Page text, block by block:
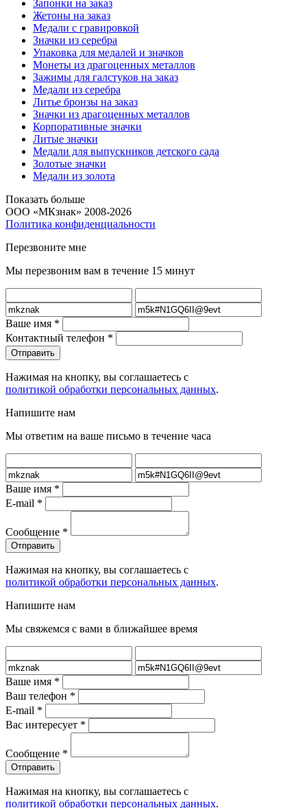
Запонки на заказ
Жетоны на заказ
Медали с гравировкой
Значки из серебра
Упаковка для медалей и значков
Монеты из драгоценных металлов
Зажимы для галстуков на заказ
Медали из серебра
Литье бронзы на заказ
Значки из драгоценных металлов
Корпоративные значки
Литые значки
Медали для выпускников детского сада
Золотые значки
Медали из золота
Показать больше
ООО «МКзнак» 2008-2026
Политика конфиденциальности
Перезвоните мне
Мы перезвоним вам в течение 15 минут
Ваше имя *
Контактный телефон *
Нажимая на кнопку, вы соглашаетесь с
политикой обработки персональных данных.
Напишите нам
Мы ответим на ваше письмо в течение часа
Ваше имя *
E-mail *
Сообщение *
Нажимая на кнопку, вы соглашаетесь с
политикой обработки персональных данных.
Напишите нам
Мы свяжемся с вами в ближайшее время
Ваше имя *
Ваш телефон *
E-mail *
Вас интересует *
Сообщение *
Нажимая на кнопку, вы соглашаетесь с
политикой обработки персональных данных.